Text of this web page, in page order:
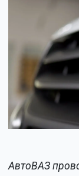
АвтоВАЗ